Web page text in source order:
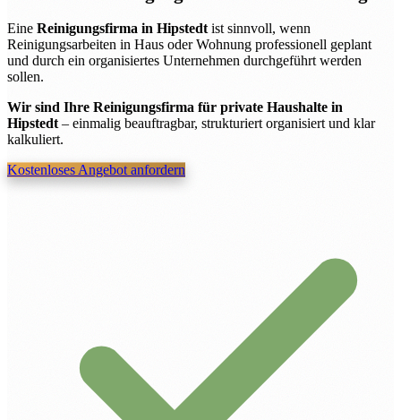
Eine Reinigungsfirma in Hipstedt ist sinnvoll, wenn
Reinigungsarbeiten in Haus oder Wohnung professionell geplant
und durch ein organisiertes Unternehmen durchgeführt werden
sollen.
Wir sind Ihre Reinigungsfirma für private Haushalte in
Hipstedt – einmalig beauftragbar, strukturiert organisiert und klar
kalkuliert.
Kostenloses Angebot anfordern